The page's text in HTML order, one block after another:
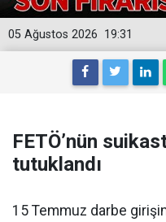
19:31
05 Ağustos 2026
FETÖ’nün
tutuklandı
15 Temmuz darbe